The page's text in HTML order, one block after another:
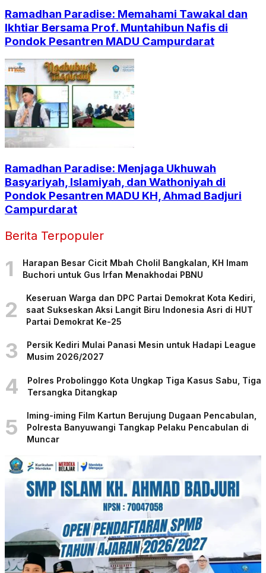
Ramadhan Paradise: Memahami Tawakal dan
Ikhtiar Bersama Prof. Muntahibun Nafis di
Pondok Pesantren MADU Campurdarat
Ramadhan Paradise: Menjaga Ukhuwah
Basyariyah, Islamiyah, dan Wathoniyah di
Pondok Pesantren MADU KH, Ahmad Badjuri
Campurdarat
Berita Terpopuler
1
Harapan Besar Cicit Mbah Cholil Bangkalan, KH Imam
Buchori untuk Gus Irfan Menakhodai PBNU
2
Keseruan Warga dan DPC Partai Demokrat Kota Kediri,
saat Sukseskan Aksi Langit Biru Indonesia Asri di HUT
Partai Demokrat Ke-25
3
Persik Kediri Mulai Panasi Mesin untuk Hadapi League
Musim 2026/2027
4
Polres Probolinggo Kota Ungkap Tiga Kasus Sabu, Tiga
Tersangka Ditangkap
5
Iming-iming Film Kartun Berujung Dugaan Pencabulan,
Polresta Banyuwangi Tangkap Pelaku Pencabulan di
Muncar